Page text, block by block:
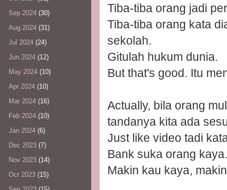
Tiba-tiba orang jadi
Tiba-tiba orang kata
sekolah.
Gitulah hukum dunia.
But that's good. Itu
Actually, bila orang
tandanya kita ada
Just like video tadi
Bank suka orang kaya.
Makin kau kaya,
Sep 2024 (30)
Aug 2024 (31)
Jul 2024 (24)
Jun 2024 (12)
May 2024 (10)
Apr 2024 (10)
Mar 2024 (16)
Feb 2024 (10)
Jan 2024 (6)
Dec 2023 (7)
Nov 2023 (14)
Oct 2023 (15)